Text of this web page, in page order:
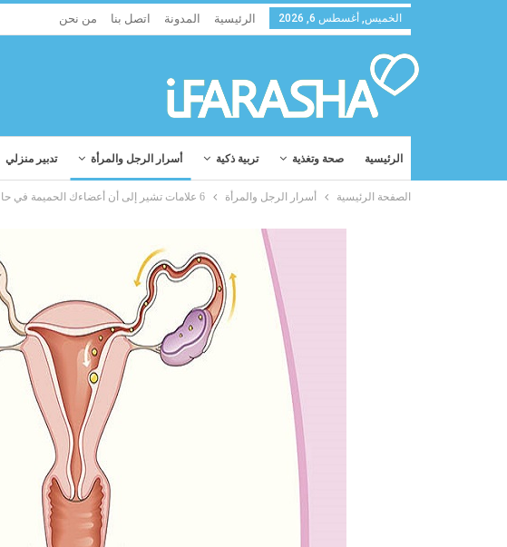
الخميس, أغسطس 6, 2026 الرئيسية المدونة اتصل بنا من نحن
الرئيسية صحة وتغذية تربية ذكية أسرار الرجل والمرأة تدبير منزلي
الصفحة الرئيسية أسرار الرجل والمرأة 6 علامات تشير إلى أن أعضاءك الحميمة في حالة صحية سيئة